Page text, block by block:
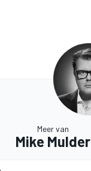
Meer van
Mike Mulder